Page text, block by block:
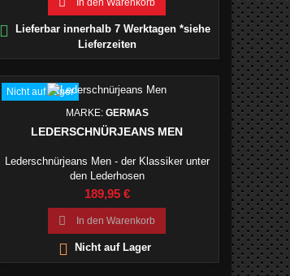

Lieferbar innerhalb 7 Werktagen *siehe
Lieferzeiten
Nicht auf Lager
MARKE: GERMAS
LEDERSCHNÜRJEANS MEN
Lederschnürjeans Men - der Klassiker unter
den Lederhosen
Preis
189,95 €
 In den Warenkorb
 Nicht auf Lager